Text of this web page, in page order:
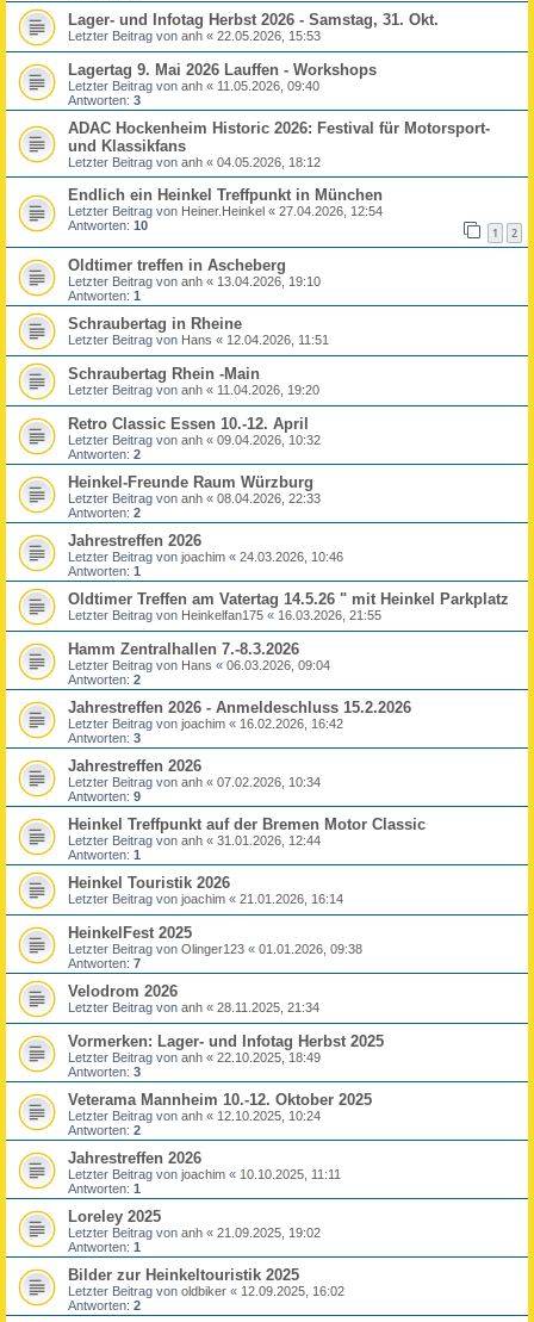
Lager- und Infotag Herbst 2026 - Samstag, 31. Okt.
Letzter Beitrag von anh « 22.05.2026, 15:53
Lagertag 9. Mai 2026 Lauffen - Workshops
Letzter Beitrag von anh « 11.05.2026, 09:40
Antworten: 3
ADAC Hockenheim Historic 2026: Festival für Motorsport-
und Klassikfans
Letzter Beitrag von anh « 04.05.2026, 18:12
Endlich ein Heinkel Treffpunkt in München
Letzter Beitrag von Heiner.Heinkel « 27.04.2026, 12:54
Antworten: 10 1 2
Oldtimer treffen in Ascheberg
Letzter Beitrag von anh « 13.04.2026, 19:10
Antworten: 1
Schraubertag in Rheine
Letzter Beitrag von Hans « 12.04.2026, 11:51
Schraubertag Rhein -Main
Letzter Beitrag von anh « 11.04.2026, 19:20
Retro Classic Essen 10.-12. April
Letzter Beitrag von anh « 09.04.2026, 10:32
Antworten: 2
Heinkel-Freunde Raum Würzburg
Letzter Beitrag von anh « 08.04.2026, 22:33
Antworten: 2
Jahrestreffen 2026
Letzter Beitrag von joachim « 24.03.2026, 10:46
Antworten: 1
Oldtimer Treffen am Vatertag 14.5.26 " mit Heinkel Parkplatz
Letzter Beitrag von Heinkelfan175 « 16.03.2026, 21:55
Hamm Zentralhallen 7.-8.3.2026
Letzter Beitrag von Hans « 06.03.2026, 09:04
Antworten: 2
Jahrestreffen 2026 - Anmeldeschluss 15.2.2026
Letzter Beitrag von joachim « 16.02.2026, 16:42
Antworten: 3
Jahrestreffen 2026
Letzter Beitrag von anh « 07.02.2026, 10:34
Antworten: 9
Heinkel Treffpunkt auf der Bremen Motor Classic
Letzter Beitrag von anh « 31.01.2026, 12:44
Antworten: 1
Heinkel Touristik 2026
Letzter Beitrag von joachim « 21.01.2026, 16:14
HeinkelFest 2025
Letzter Beitrag von Olinger123 « 01.01.2026, 09:38
Antworten: 7
Velodrom 2026
Letzter Beitrag von anh « 28.11.2025, 21:34
Vormerken: Lager- und Infotag Herbst 2025
Letzter Beitrag von anh « 22.10.2025, 18:49
Antworten: 3
Veterama Mannheim 10.-12. Oktober 2025
Letzter Beitrag von anh « 12.10.2025, 10:24
Antworten: 2
Jahrestreffen 2026
Letzter Beitrag von joachim « 10.10.2025, 11:11
Antworten: 1
Loreley 2025
Letzter Beitrag von anh « 21.09.2025, 19:02
Antworten: 1
Bilder zur Heinkeltouristik 2025
Letzter Beitrag von oldbiker « 12.09.2025, 16:02
Antworten: 2